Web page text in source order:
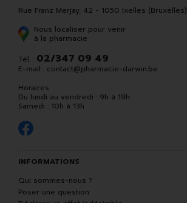
Rue Franz Merjay, 42 - 1050 Ixelles (Bruxelles)
Nous localiser pour venir
à la pharmacie
Tél. : 02/347 09 49
E-mail : contact@pharmacie-darwin.be
Horaires
Du lundi au vendredi : 9h à 19h
Samedi : 10h à 13h
INFORMATIONS
Qui sommes-nous ?
Poser une question